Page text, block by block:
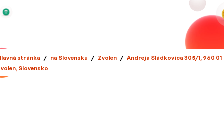
stránka / na Slovensku / Zvolen / Andreja Sládkovica 305/1, 960 01
Slovensko